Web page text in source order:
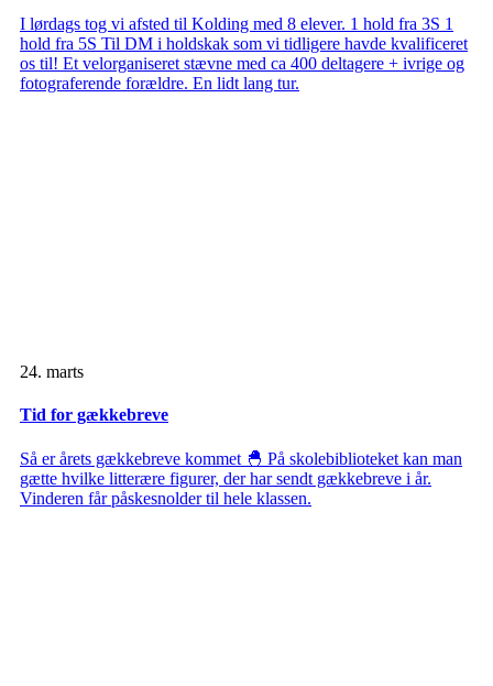
I lørdags tog vi afsted til Kolding med 8 elever. 1 hold fra 3S 1
hold fra 5S Til DM i holdskak som vi tidligere havde kvalificeret
os til! Et velorganiseret stævne med ca 400 deltagere + ivrige og
fotograferende forældre. En lidt lang tur.
24. marts
Tid for gækkebreve
Så er årets gækkebreve kommet 🐣 På skolebiblioteket kan man
gætte hvilke litterære figurer, der har sendt gækkebreve i år.
Vinderen får påskesnolder til hele klassen.